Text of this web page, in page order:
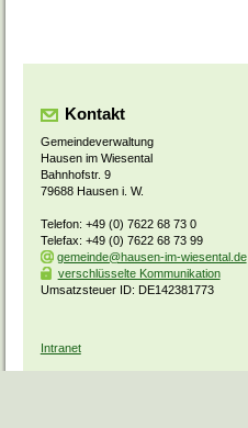
Kontakt
Gemeindeverwaltung
Hausen im Wiesental
Bahnhofstr. 9
79688 Hausen i. W.
Telefon: +49 (0) 7622 68 73 0
Telefax: +49 (0) 7622 68 73 99
gemeinde@hausen-im-wiesental.de
verschlüsselte Kommunikation
Umsatzsteuer ID: DE142381773
Intranet